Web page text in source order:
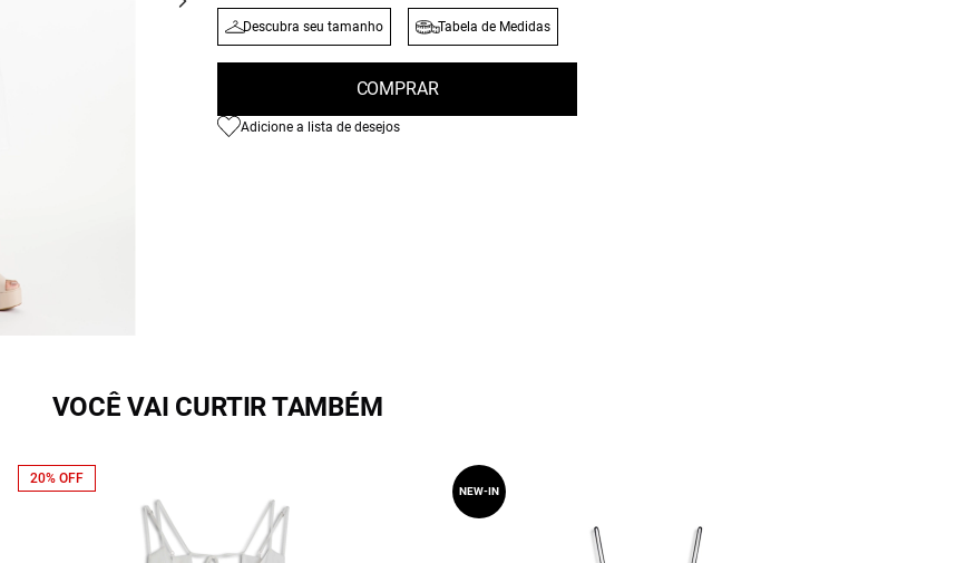
Descubra seu tamanho Tabela de Medidas
COMPRAR
Adicione a lista de desejos
VOCÊ VAI CURTIR TAMBÉM
20% OFF
NEW-IN